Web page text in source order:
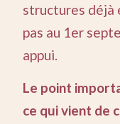
structures déjà
pas au 1er
appui.
Le point
ce qui vient de